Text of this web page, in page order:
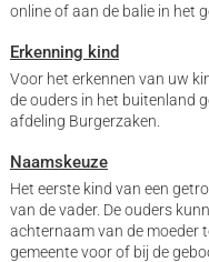
online of aan de balie in het
Erkenning kind
Voor het erkennen van uw
de ouders in het buitenland
afdeling Burgerzaken.
Naamskeuze
Het eerste kind van een
van de vader. De ouders
achternaam van de moeder
gemeente voor of bij de